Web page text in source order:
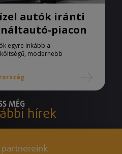
autók iránti
piacon
egyre inkább a
modernebb
MÉG
hírek
partnereink